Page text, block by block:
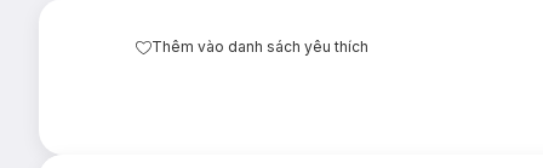
Thêm vào danh sách yêu thích